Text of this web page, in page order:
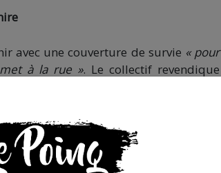
avec une couverture de survie « pour
à la rue ». Le collectif revendique
Concrètement, cela permet à la
européenne par lequel elle est
souvent de l’Italie ou l’Espagne, car
dont les capacités d’accueil sont